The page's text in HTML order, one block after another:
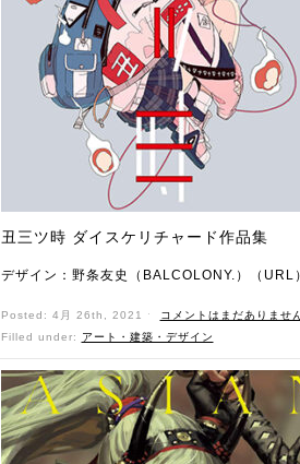
丑三ツ時 ダイスケリチャード作品集
デザイン：野条友史（BALCOLONY.）（URL）
Posted: 4月 26th, 2021 ˑ
コメントはまだありませ
Filled under:
アート・建築・デザイン